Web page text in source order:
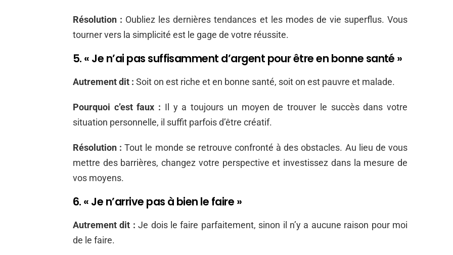
Résolution : Oubliez les dernières tendances et les modes de vie superflus. Vous
tourner vers la simplicité est le gage de votre réussite.
5. « Je n’ai pas suffisamment d’argent pour être en bonne santé »
Autrement dit : Soit on est riche et en bonne santé, soit on est pauvre et malade.
Pourquoi c’est faux : Il y a toujours un moyen de trouver le succès dans votre
situation personnelle, il suffit parfois d’être créatif.
Résolution : Tout le monde se retrouve confronté à des obstacles. Au lieu de vous
mettre des barrières, changez votre perspective et investissez dans la mesure de
vos moyens.
6. « Je n’arrive pas à bien le faire »
Autrement dit :Je dois le faire parfaitement, sinon il n’y a aucune raison pour moi
de le faire.